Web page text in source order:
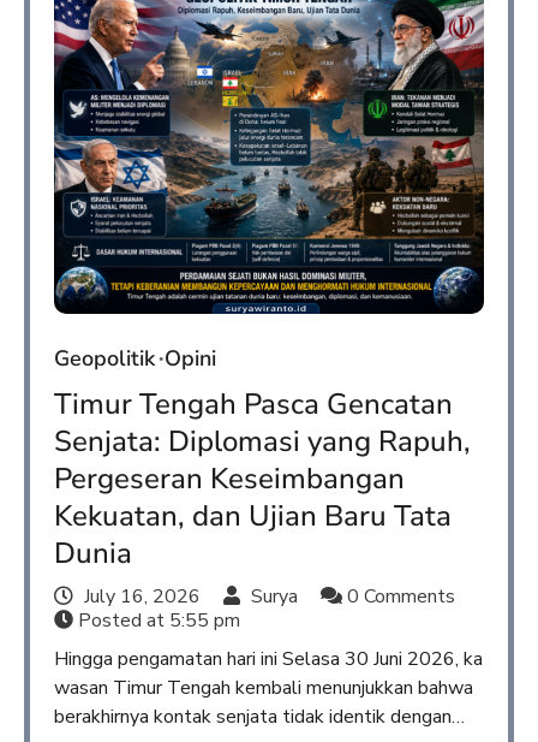
Geopolitik Opini
Timur Tengah Pasca Gencatan
Senjata: Diplomasi yang Rapuh,
Pergeseran Keseimbangan
Kekuatan, dan Ujian Baru Tata
Dunia
July 16, 2026 Surya
0 Comments
Posted at 5:55 pm
Hingga pengamatan hari ini Selasa 30 Juni 2026, ka
wasan Timur Tengah kembali menunjukkan bahwa
berakhirnya kontak senjata tidak identik dengan…